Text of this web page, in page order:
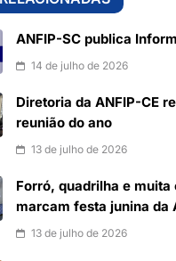
ANFIP-SC publica
14 de julho de 2026
Diretoria da ANFIP-CE
reunião do ano
13 de julho de 2026
Forró, quadrilha e muita
marcam festa junina da
13 de julho de 2026